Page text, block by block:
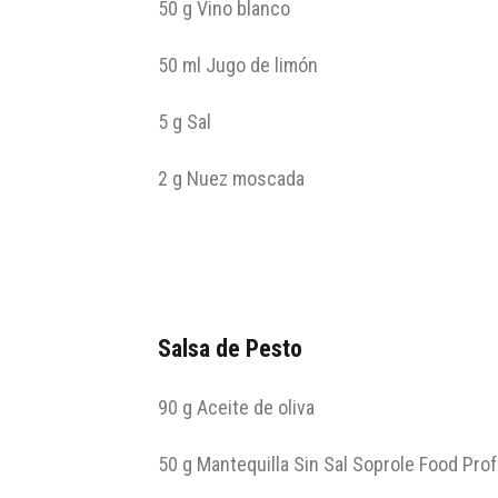
50 g Vino blanco
50 ml Jugo de limón
5 g Sal
2 g Nuez moscada
Salsa de Pesto
90 g Aceite de oliva
50 g Mantequilla Sin Sal Soprole Food